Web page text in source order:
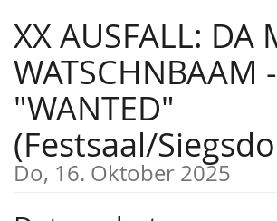
Haupt-
Inhalt
springen
XX AUSFALL: DA
WATSCHNBAAM -
"WANTED"
(Festsaal/
Do, 16. Oktober 2025